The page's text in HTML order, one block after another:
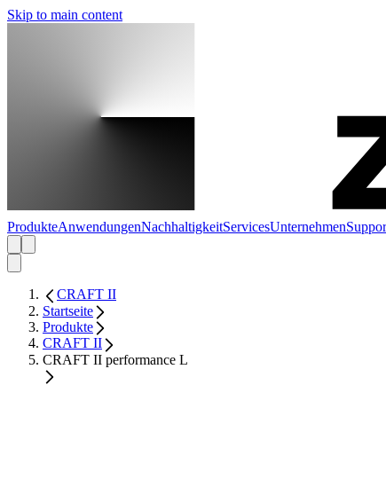
Skip to main content
ProdukteAnwendungenNachhaltigkeitServicesUnternehmen
CRAFT II
Startseite
Produkte
CRAFT II
CRAFT II performance L